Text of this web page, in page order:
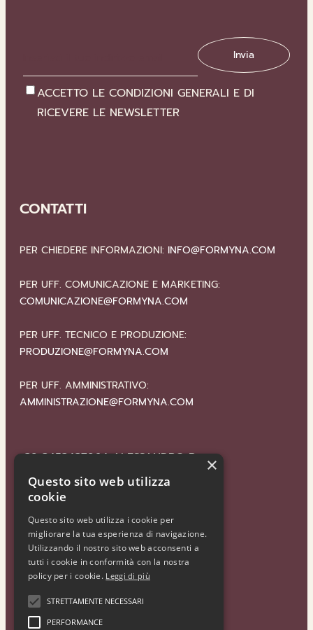
ACCETTO LE CONDIZIONI GENERALI E DI
RICEVERE LE NEWSLETTER
CONTATTI
PER CHIEDERE INFORMAZIONI: INFO@FORMYNA.COM
PER UFF. COMUNICAZIONE E MARKETING:
COMUNICAZIONE@FORMYNA.COM
PER UFF. TECNICO E PRODUZIONE:
PRODUZIONE@FORMYNA.COM
PER UFF. AMMINISTRATIVO:
AMMINISTRAZIONE@FORMYNA.COM
+39 3453437964ALESSANDRO P
+39 3477389775
SEGUICI
×
Questo sito web utilizza
cookie
Questo sito web utilizza i cookie per
migliorare la tua esperienza di navigazione.
Utilizzando il nostro sito web acconsenti a
tutti i cookie in conformità con la nostra
policy per i cookie. Leggi di più
STRETTAMENTE NECESSARI
PERFORMANCE